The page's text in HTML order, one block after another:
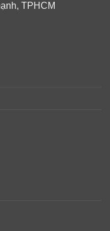
và tổng hợp các
tố đen Melanin
là sự kết hợp
TPHCM